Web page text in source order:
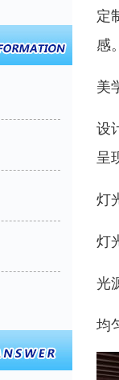
定
感
美
设
呈
灯
灯
光
均